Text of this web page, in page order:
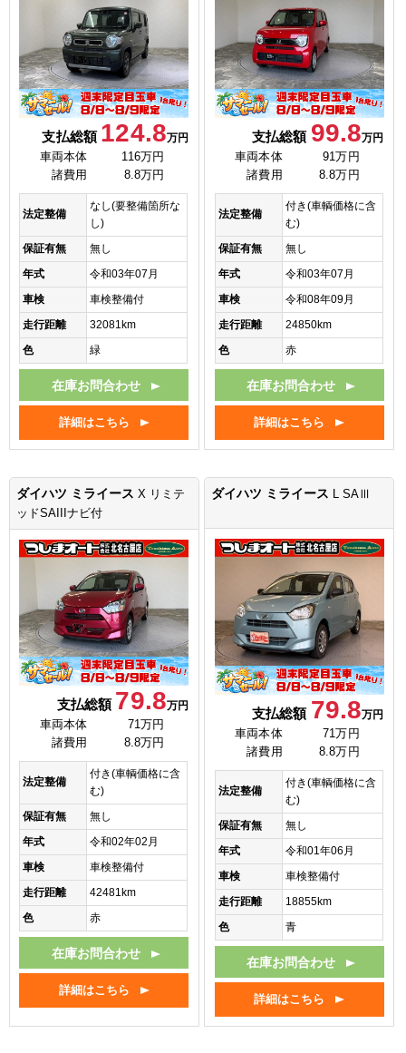
支払総額 124.8万円
車両本体
116万円
諸費用
8.8万円
法定整備
なし(要整備箇所な
し)
保証有無
無し
年式
令和03年07月
車検
車検整備付
走行距離
32081km
色
緑
在庫お問合わせ
詳細はこちら
支払総額 99.8万円
車両本体
91万円
諸費用
8.8万円
法定整備
付き(車輌価格に含
む)
保証有無
無し
年式
令和03年07月
車検
令和08年09月
走行距離
24850km
色
赤
在庫お問合わせ
詳細はこちら
ダイハツ ミライース X リミテ
ッドSAIIIナビ付
支払総額 79.8万円
車両本体
71万円
諸費用
8.8万円
法定整備
付き(車輌価格に含
む)
保証有無
無し
年式
令和02年02月
車検
車検整備付
走行距離
42481km
色
赤
在庫お問合わせ
詳細はこちら
ダイハツ ミライース L SAⅢ
支払総額 79.8万円
車両本体
71万円
諸費用
8.8万円
法定整備
付き(車輌価格に含
む)
保証有無
無し
年式
令和01年06月
車検
車検整備付
走行距離
18855km
色
青
在庫お問合わせ
詳細はこちら